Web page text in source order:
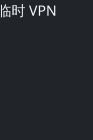
时 VPN